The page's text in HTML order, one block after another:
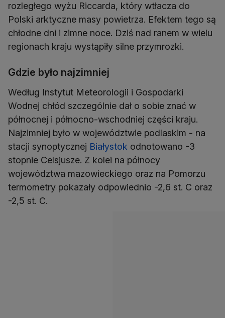
rozległego wyżu Riccarda, który wtłacza do
Polski arktyczne masy powietrza. Efektem tego są
chłodne dni i zimne noce. Dziś nad ranem w wielu
regionach kraju wystąpiły silne przymrozki.
Gdzie było najzimniej
Według Instytut Meteorologii i Gospodarki
Wodnej chłód szczególnie dał o sobie znać w
północnej i północno-wschodniej części kraju.
Najzimniej było w województwie podlaskim - na
stacji synoptycznej Białystok odnotowano -3
stopnie Celsjusze. Z kolei na północy
województwa mazowieckiego oraz na Pomorzu
termometry pokazały odpowiednio -2,6 st. C oraz
-2,5 st. C.